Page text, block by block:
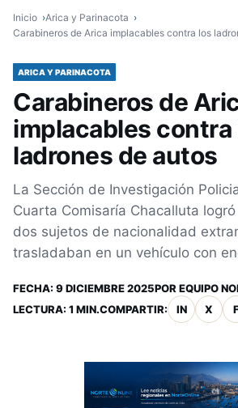
Inicio
Arica y Parinacota
Carabineros de Arica implacables contra los
ARICA Y PARINACOTA
Carabineros de
implacables contra
ladrones de autos
La Sección de Investigación
Cuarta Comisaría Chacalluta
dos sujetos de nacionalidad
trasladaban en un vehículo con
FECHA: 9 DICIEMBRE 2025POR EQUIPO
LECTURA: 1 MIN.COMPARTIR: IN X